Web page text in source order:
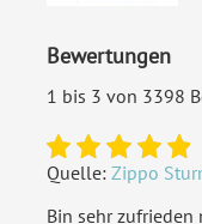
EAN:
Bewertungen
1 bis 3 von 3398
Quelle: Zippo Sturmfeuerzeug
Bin sehr zufrieden